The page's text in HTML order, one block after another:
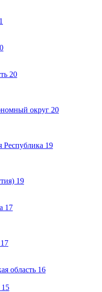
20
округ 20
Республика 19
19
17
17
область 16
15